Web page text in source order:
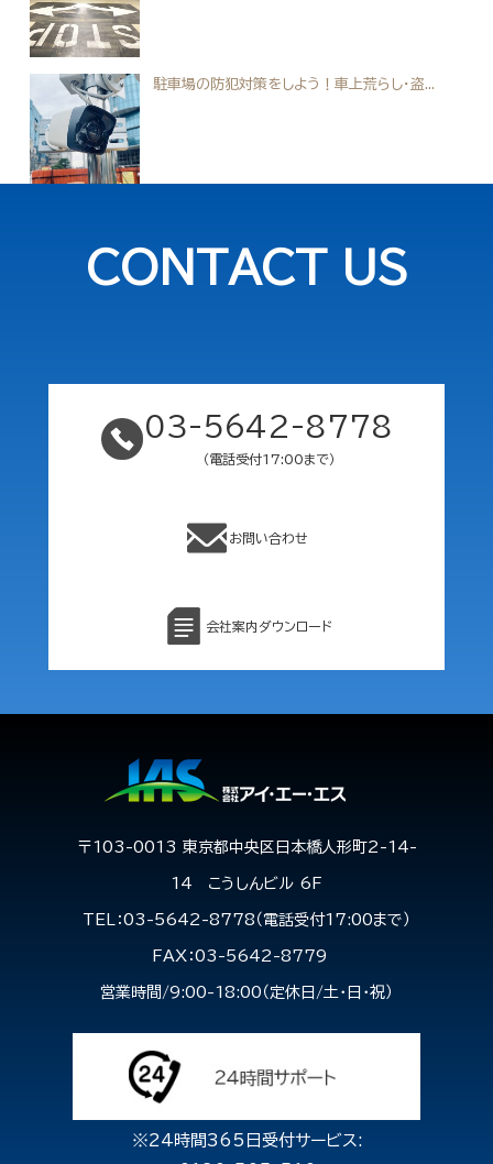
駐車場の防犯対策をしよう！車上荒らし・盗...
CONTACT US
03-5642-8778
（電話受付17:00まで）
お問い合わせ
会社案内ダウンロード
〒103-0013 東京都中央区日本橋人形町2-14-
14 こうしんビル 6F
TEL：03-5642-8778（電話受付17:00まで）
FAX：03-5642-8779
営業時間/9:00-18:00（定休日/土・日・祝）
※24時間365日受付サービス: